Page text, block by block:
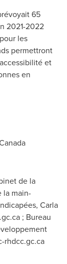
65
2021-2022
les
permettront
et
en
de la
la main-
Carla
; Bureau
rhdcc.gc.ca